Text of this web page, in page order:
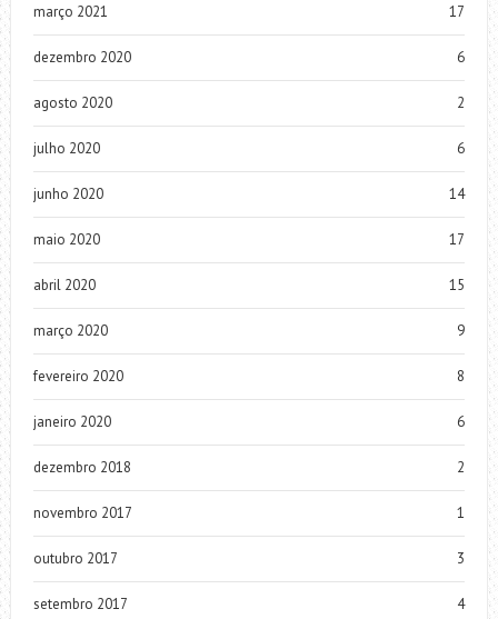
março 2021 17
dezembro 2020 6
agosto 2020 2
julho 2020 6
junho 2020 14
maio 2020 17
abril 2020 15
março 2020 9
fevereiro 2020 8
janeiro 2020 6
dezembro 2018 2
novembro 2017 1
outubro 2017 3
setembro 2017 4